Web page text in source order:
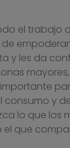
el trabajo
y les da
y
lo que los
que